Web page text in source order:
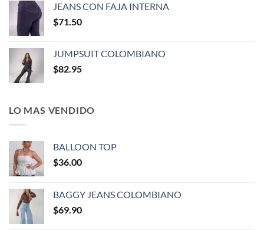
JEANS CON FAJA INTERNA
$71.50
JUMPSUIT COLOMBIANO
$82.95
LO MAS VENDIDO
BALLOON TOP
$36.00
BAGGY JEANS COLOMBIANO
$69.90